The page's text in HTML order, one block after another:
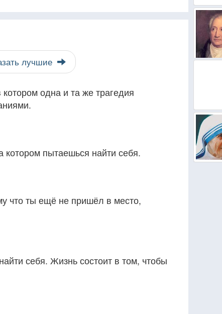
лучшие
одна и та же трагедия
котором пытаешься найти себя.
что ты ещё не пришёл в место,
себя. Жизнь состоит в том, чтобы